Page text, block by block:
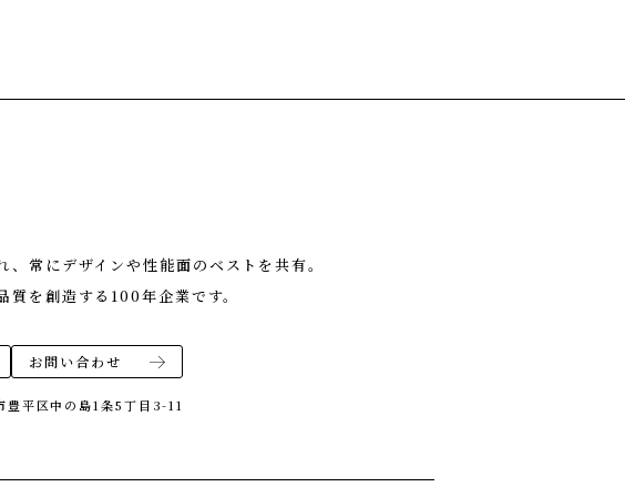
常にデザインや性能面のベストを共有。
を創造する100年企業です。
お問い合わせ
豊平区中の島1条5丁目3-11